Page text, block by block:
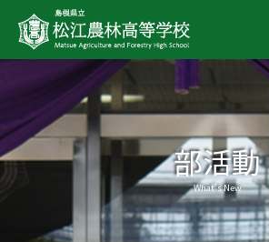
部活動
What's New